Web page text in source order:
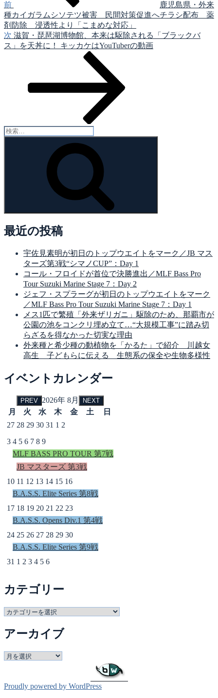
ゲ
ー
シ
ョ
前
鹿児島県・外来
種カイガラムシソテツ被害 民間対策促進へチラシ配布 薬
剤防除 浸透性より「こまめな対応」
次
の
次 滋賀・琵琶湖博物館、本来は駆除される「ブラックバ
ス」を天丼に！ キッカケはYouTuberの動画
検
最近の投稿
宇佐見素明が初日のトップウエイトをマーク／JB マス
ターズ第3戦“シマノCUP”：Day 1
コール・フロイドが首位で決勝進出／MLF Bass Pro
Tour Suzuki Marine Stage 7：Day 2
ジェフ・スプラーグが初日のトップウエイトをマーク
／MLF Bass Pro Tour Suzuki Marine Stage 7：Day 1
メス1匹で繁殖「外来ザリガニ」駆除のため、那覇市が
公園の池をコンクリ埋め立て…“大規模工事”に踏み切
らざるを得なかった切実な理由
外来種と希少種の動植物を「かるた」で紹介 川越女
高生 子どもらに伝える 生態系の保全や生物多様性
イベントカレンダー
PREV 2026年 8月 NEXT
月 火 水 木 金 土
日
27 28 29 30 31 1 2
3 4 5 6 7 8 9
MLF BASS PRO TOUR 第7戦
JB マスターズ 第3戦
10 11 12 13 14 15 16
B.A.S.S. Elite Series 第8戦
17 18 19 20 21 22 23
B.A.S.S. Opens Div.1 第4戦
24 25 26 27 28 29 30
B.A.S.S. Elite Series 第9戦
31 1 2 3 4 5 6
カテゴリー
カ
ゴ
ー
アーカイブ
ア
イ
Proudly powered by WordPress